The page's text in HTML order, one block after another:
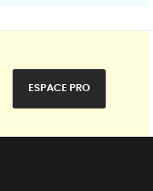
ESPACE PRO